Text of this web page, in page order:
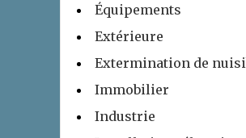
Équipements
Extérieure
Extermination de
Immobilier
Industrie